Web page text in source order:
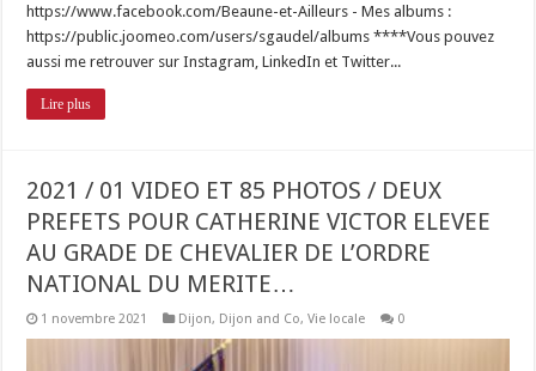
https://www.facebook.com/Beaune-et-Ailleurs - Mes albums :
https://public.joomeo.com/users/sgaudel/albums ****Vous pouvez
aussi me retrouver sur Instagram, LinkedIn et Twitter...
Lire plus
2021 / 01 VIDEO ET 85 PHOTOS / DEUX
PREFETS POUR CATHERINE VICTOR ELEVEE
AU GRADE DE CHEVALIER DE L’ORDRE
NATIONAL DU MERITE…
1 novembre 2021 Dijon, Dijon and Co,Vie locale 0